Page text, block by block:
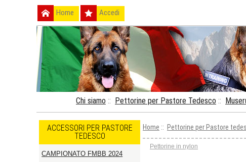
Home Accedi
Chi siamo :: Pettorine per Pastore Tedesco ::
ACCESSORI PER PASTORE
TEDESCO
CAMPIONATO FMBB 2024
Home :: Pettorine per Pastore
Pettorine in nylon